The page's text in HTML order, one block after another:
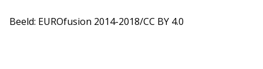
Beeld: EUROfusion 2014-2018/CC BY 4.0